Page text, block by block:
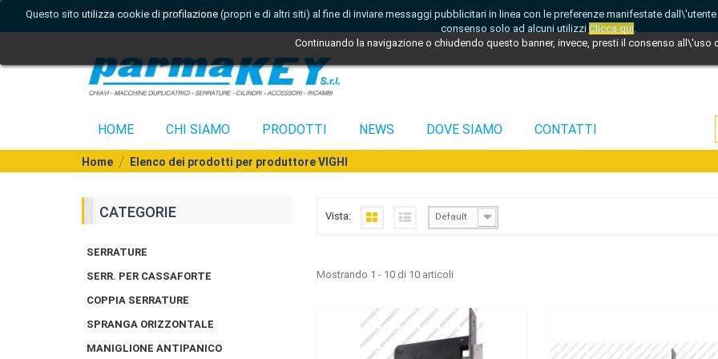
Per informazioni:0521 242809
HOME CHI SIAMO PRODOTTI NEWS DOVE SIAMO CONTATTI
Questo sito utilizza cookie di profilazione (propri e di altri siti) al fine di inviare messaggi pubblicitari in linea con le preferenze manifestate
consenso solo ad alcuni utilizzi Clicca qui.
Continuando la navigazione o chiudendo questo banner, invece, presti il consenso all\'uso
Home Elenco dei prodotti per produttore VIGHI
CATEGORIE
SERRATURE
SERR. PER CASSAFORTE
COPPIA SERRATURE
SPRANGA ORIZZONTALE
MANIGLIONE ANTIPANICO
Vista: Default
Mostrando 1 - 10 di 10 articoli